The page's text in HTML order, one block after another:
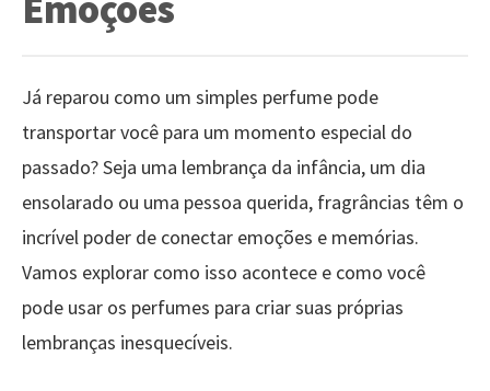
Já reparou como um simples perfume pode
transportar você para um momento especial do
passado? Seja uma lembrança da infância, um dia
ensolarado ou uma pessoa querida, fragrâncias têm o
incrível poder de conectar emoções e memórias.
Vamos explorar como isso acontece e como você
pode usar os perfumes para criar suas próprias
lembranças inesquecíveis.